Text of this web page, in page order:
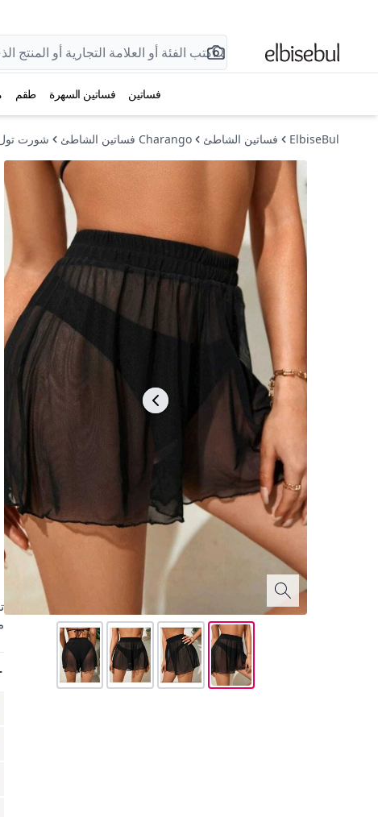
فساتين فساتين السهرة طقم
ElbiseBul فساتين الشاطئ Charango فساتين الشاطئ
شورت